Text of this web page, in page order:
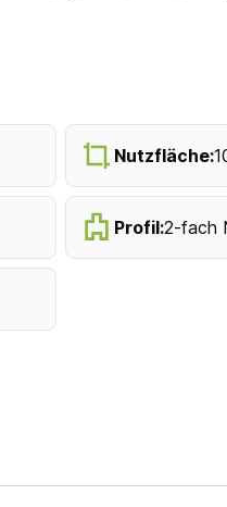
Nutzfläche:
Profil:2-fach